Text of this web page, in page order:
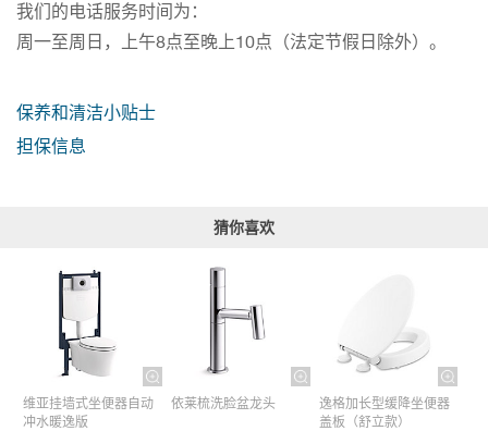
我们的电话服务时间为：
周一至周日，上午8点至晚上10点（法定节假日除外）。
保养和清洁小贴士
担保信息
猜你喜欢
维亚挂墙式坐便器自动
冲水暖逸版
依莱梳洗脸盆龙头
逸格加长型缓降坐便器
盖板（舒立款）